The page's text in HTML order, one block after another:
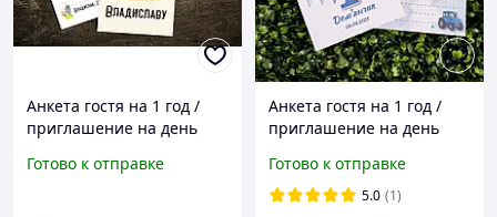
Анкета гостя на 1 год /
приглашение на день
будущее двустороннее
Готово к отправке
Анкета гостя на 1 год /
приглашение на день
будущее двустороннее
10×15 см, картон 300 г, 24
Готово к отправке
5.0 (1)